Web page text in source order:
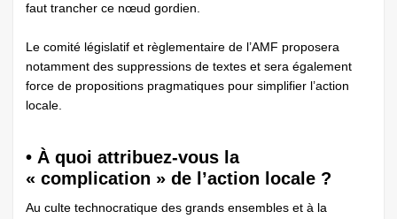
faut trancher ce nœud gordien.
Le comité ­législatif et règlementaire de l’AMF proposera
notamment des suppressions de textes et sera également
force de propositions pragmatiques pour simplifier l’action
locale.
• À quoi attribuez-vous la
« complication » de l’action locale ?
Au culte technocratique des grands ensembles et à la